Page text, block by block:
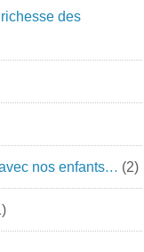
des
nos enfants… (2)